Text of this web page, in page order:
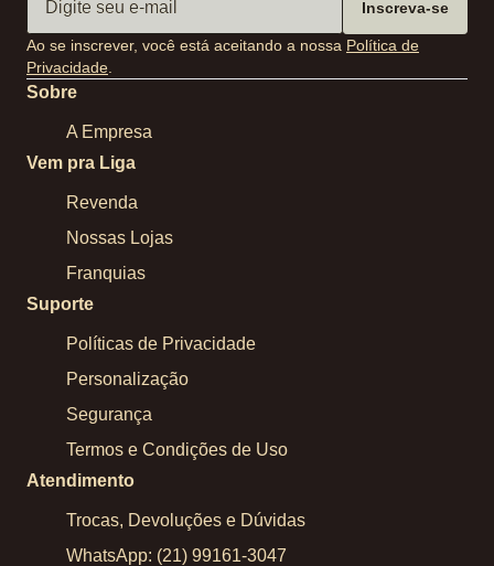
Inscreva-se
Ao se inscrever, você está aceitando a nossa Política de
Privacidade
Sobre
A Empresa
Vem pra Liga
Revenda
Nossas Lojas
Franquias
Suporte
Políticas de Privacidade
Personalização
Segurança
Termos e Condições de Uso
Atendimento
Trocas, Devoluções e Dúvidas
WhatsApp: (21) 99161-3047